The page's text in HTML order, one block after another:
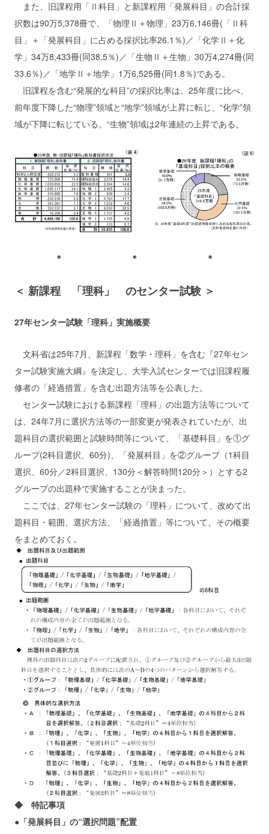
また、旧課程用「Ⅱ科目」と新課程用「発展科目」の合計採
択数は90万5,378冊で、「物理Ⅱ＋物理」23万6,146冊(「Ⅱ科
目」＋「発展科目」に占める採択比率26.1％)／「化学Ⅱ＋化
学」34万8,433冊(同38.5％)／「生物Ⅱ＋生物」30万4,274冊(同
33.6％)／「地学Ⅱ＋地学」1万6,525冊(同1.8％)である。
旧課程を含む“発展的な科目”の採択比率は、25年度に比べ、
前年度下降した“物理”領域と“地学”領域が上昇に転じ、“化学”領
域が下降に転じている。“生物”領域は2年連続の上昇である。
＊ ＊ ＊
＜ 新課程 「理科」 のセンター試験 ＞
27年センター試験「理科」実施概要
文科省は25年7月、新課程「数学・理科」を含む『27年セン
ター試験実施大綱』を決定し、大学入試センターでは旧課程履
修者の「経過措置」を含む出題方法等を公表した。
センター試験における新課程「理科」の出題方法等について
は、24年7月に選択方法等の一部変更が発表されていたが、出
題科目の選択範囲と試験時間等について、「基礎科目」を①グ
ループ(2科目選択、60分)、「発展科目」を②グループ（1科目
選択、60分／2科目選択、130分＜解答時間120分＞）とする2
グループの出題枠で実施することが決まった。
ここでは、27年センター試験の「理科」について、改めて出
題科目・範囲、選択方法、「経過措置」等について、その概要
をまとめておく。
◆ 特記事項
●「発展科目」の“選択問題”配置